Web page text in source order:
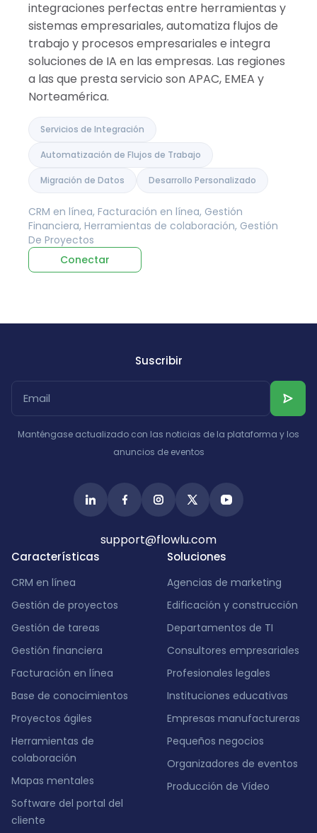
integraciones perfectas entre herramientas y
sistemas empresariales, automatiza flujos de
trabajo y procesos empresariales e integra
soluciones de IA en las empresas. Las regiones
a las que presta servicio son APAC, EMEA y
Norteamérica.
Servicios de Integración
Automatización de Flujos de Trabajo
Migración de Datos Desarrollo Personalizado
CRM en línea, Facturación en línea, Gestión
Financiera, Herramientas de colaboración, Gestión
De Proyectos
Conectar
Características
CRM en línea
Gestión de proyectos
Gestión de tareas
Gestión financiera
Facturación en línea
Base de conocimientos
Proyectos ágiles
Herramientas de
colaboración
Mapas mentales
Software del portal del
cliente
Soluciones
Agencias de marketing
Edificación y construcción
Departamentos de TI
Consultores empresariales
Profesionales legales
Instituciones educativas
Empresas manufactureras
Pequeños negocios
Organizadores de eventos
Producción de Vídeo
Suscribir
Manténgase actualizado con las noticias de la plataforma y los
anuncios de eventos
support@flowlu.com